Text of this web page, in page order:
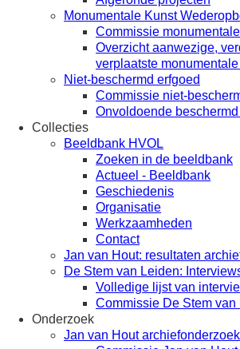
Monumentale Kunst
Commissie
Overzicht aanwezige,
verplaatste
Niet-beschermd erfgoed
Commissie niet-
Onvoldoende
Collecties
Beeldbank HVOL
Zoeken in de beeldbank
Actueel - Beeldbank
Geschiedenis
Organisatie
Werkzaamheden
Contact
Jan van Hout: resultaten
De Stem van Leiden:
Volledige lijst van
Commissie De Stem van
Onderzoek
Jan van Hout archiefonderzoek